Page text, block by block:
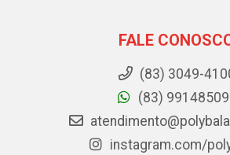
FALE
(83) 3049-
(83)
instagram.com/